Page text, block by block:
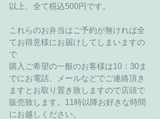
以上、全て税込500円です。
これらのお弁当はご予約が無ければ全
てお得意様にお届けしてしまいますの
で
購入ご希望の一般のお客様は10：30ま
でにお電話、メールなどでご連絡頂き
ますとお取り置き致しますので店頭で
販売致します。11時以降お好きな時間
にお越しください。